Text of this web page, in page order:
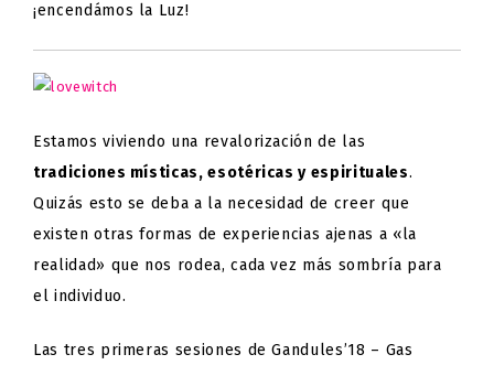
¡encendámos la Luz!
Estamos viviendo una revalorización de las
tradiciones místicas, esotéricas y espirituales.
Quizás esto se deba a la necesidad de creer que
existen otras formas de experiencias ajenas a «la
realidad» que nos rodea, cada vez más sombría para
el individuo.
Las tres primeras sesiones de Gandules’18 – Gas